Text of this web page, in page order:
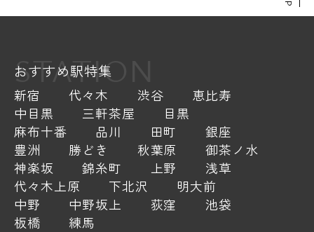
STATION
おすすめ駅特集
新宿 代々木 渋谷
恵比寿
中目黒
三軒茶屋
目黒
麻布十番
品川 田町
銀座
豊洲
勝どき 秋葉原
御茶ノ水
神楽坂
錦糸町 上野
浅草
代々木上原
下北沢
明大前
中野
中野坂上 荻窪
池袋
板橋
練馬